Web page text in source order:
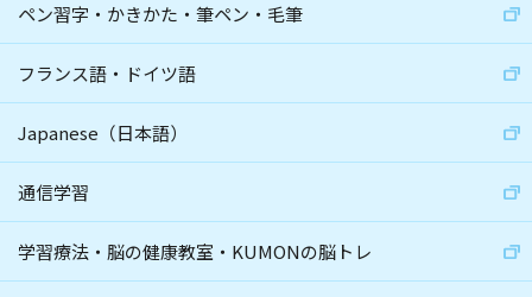
ペン習字・かきかた・筆ペン・毛筆
フランス語・ドイツ語
Japanese（日本語）
通信学習
学習療法・脳の健康教室・KUMONの脳トレ